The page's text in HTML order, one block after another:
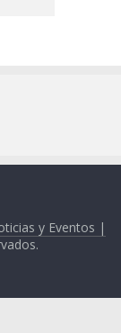
y Eventos |